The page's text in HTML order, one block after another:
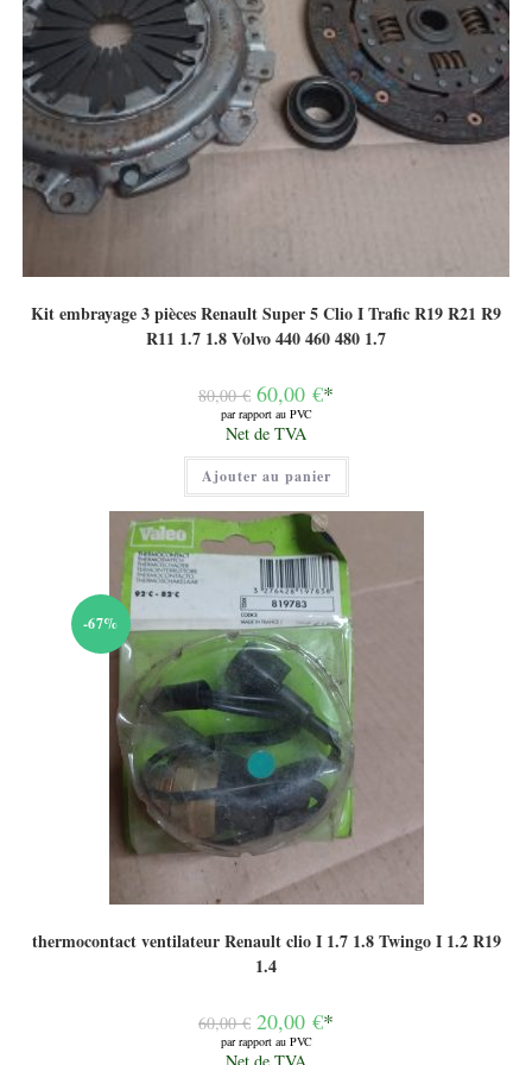
Kit embrayage 3 pièces Renault Super 5 Clio I Trafic R19 R21 R9
R11 1.7 1.8 Volvo 440 460 480 1.7
80,00€ Le
prix
initial
était :
80,00 €.
60,00 €*
par rapport au PVC
Le
prix
actuel
est :
60,00 €.
Net de TVA
Ajouter au panier
-67%
thermocontact ventilateur Renault clio I 1.7 1.8 Twingo I 1.2 R19
1.4
60,00€ Le
prix
initial
20,00 €*
par rapport au PVC
Le